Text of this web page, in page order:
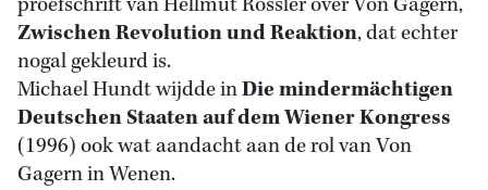
Zwischen Revolution und Reaktion, dat echter
nogal gekleurd is.
Michael Hundt wijdde inDie mindermächtigen
Deutschen Staaten auf dem Wiener Kongress
(1996) ook wat aandacht aan de rol van Von
Gagern in Wenen.